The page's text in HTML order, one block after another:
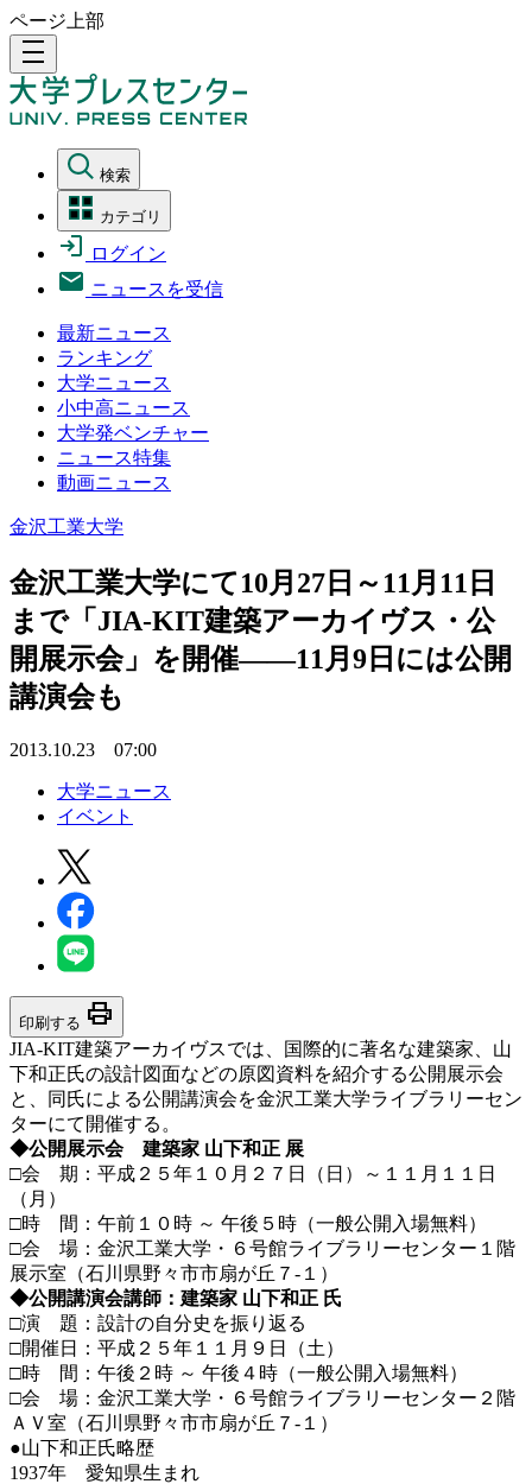
ページ上部
density_medium
検索
カテゴリ
ログイン
ニュースを受信
最新ニュース
ランキング
大学ニュース
小中高ニュース
大学発ベンチャー
ニュース特集
動画ニュース
金沢工業大学
金沢工業大学にて10月27日～11月11日
まで「JIA-KIT建築アーカイヴス・公
開展示会」を開催――11月9日には公開
講演会も
2013.10.23 07:00
大学ニュース
イベント
印刷する print
JIA-KIT建築アーカイヴスでは、国際的に著名な建築家、山
下和正氏の設計図面などの原図資料を紹介する公開展示会
と、同氏による公開講演会を金沢工業大学ライブラリーセン
ターにて開催する。
◆公開展示会 建築家 山下和正 展
□会 期：平成２５年１０月２７日（日）～１１月１１日
（月）
□時 間：午前１０時 ～ 午後５時（一般公開入場無料）
□会 場：金沢工業大学・６号館ライブラリーセンター１階
展示室（石川県野々市市扇が丘７-１）
◆公開講演会講師：建築家 山下和正 氏
□演 題：設計の自分史を振り返る
□開催日：平成２５年１１月９日（土）
□時 間：午後２時 ～ 午後４時（一般公開入場無料）
□会 場：金沢工業大学・６号館ライブラリーセンター２階
ＡＶ室（石川県野々市市扇が丘７-１）
●山下和正氏略歴
1937年 愛知県生まれ